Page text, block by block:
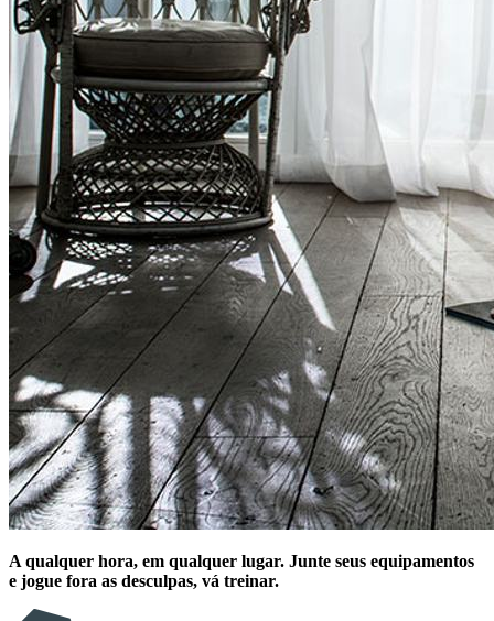
A qualquer hora, em qualquer lugar. Junte seus equipamentos
e jogue fora as desculpas, vá treinar.